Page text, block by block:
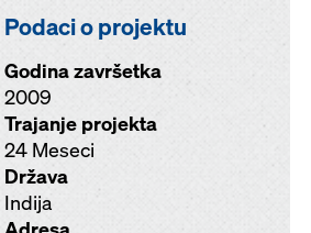
Podaci o projektu
Godina završetka
2009
Trajanje projekta
24 Meseci
Država
Indija